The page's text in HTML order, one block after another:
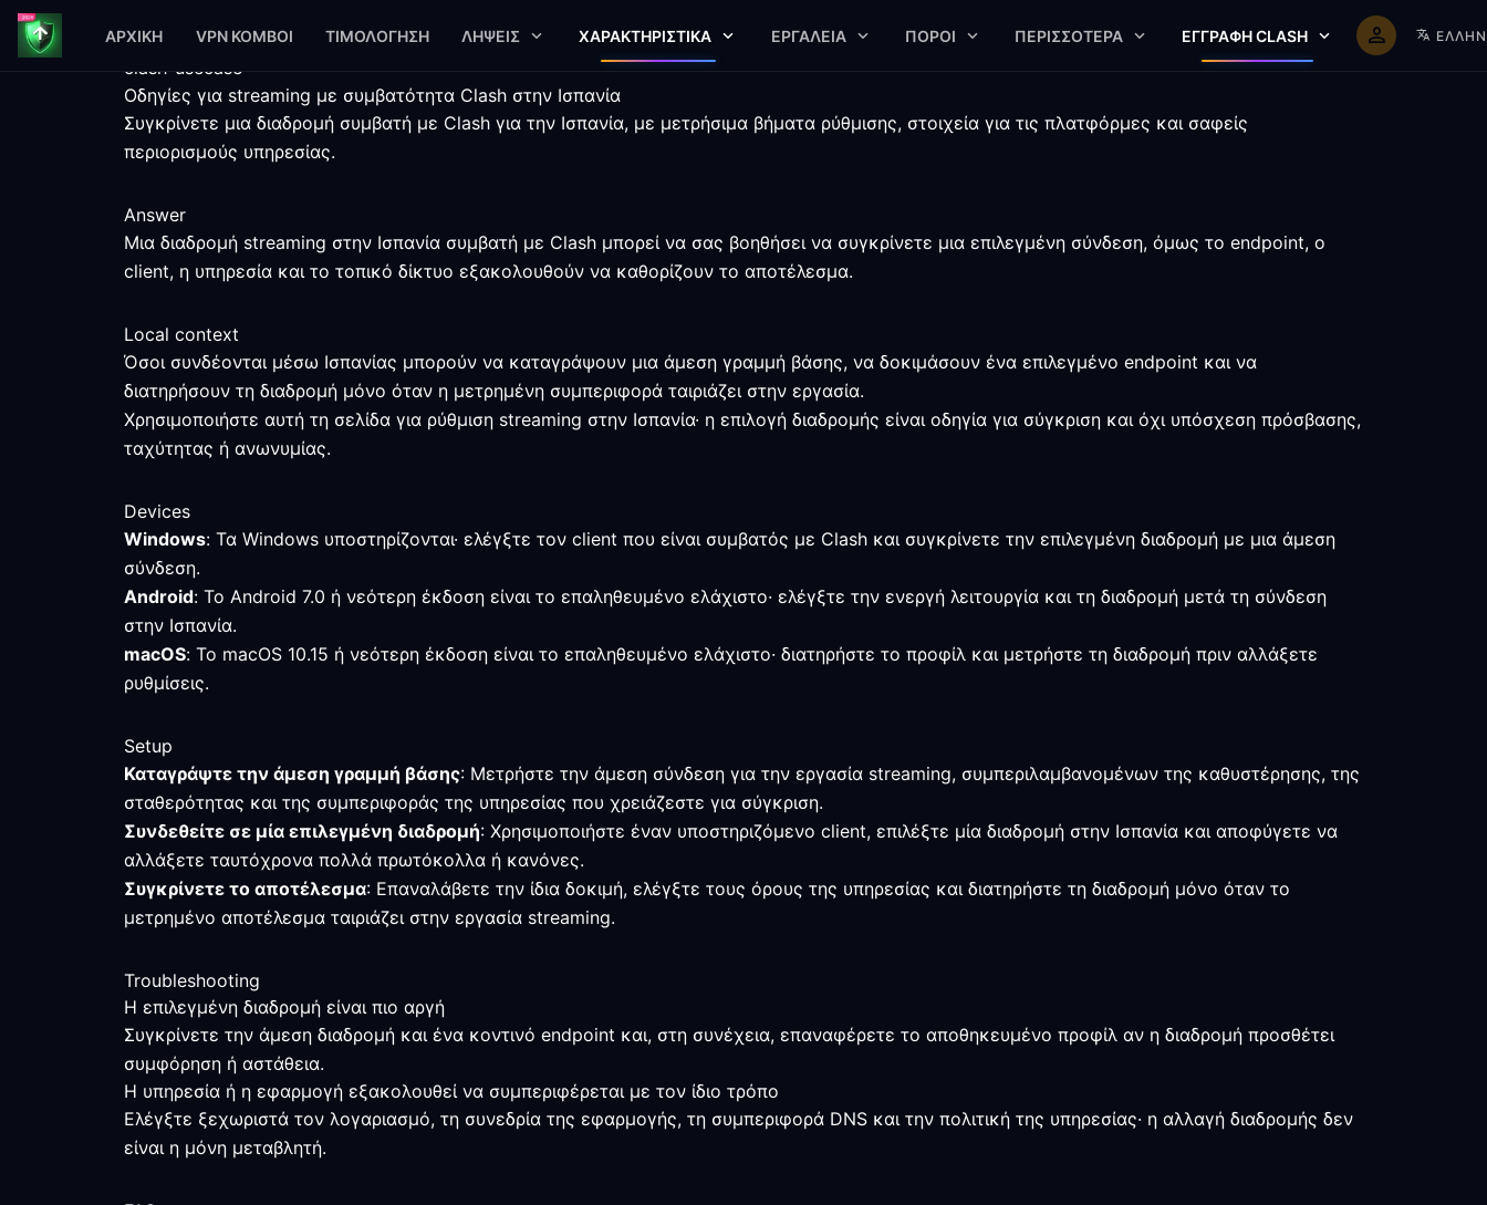
ΑΡΧΙΚΉ VPN ΚΌΜΒΟΙ ΤΙΜΟΛΌΓΗΣΗ ΛΉΨΕΙΣ ΧΑΡΑΚΤΗΡΙΣΤΙΚΆ ΕΡΓΑΛΕΊΑ ΠΌΡΟΙ ΠΕΡΙΣΣΌΤΕΡΑ ΕΓΓΡΑΦΉ CLASH
clash-usecase
Οδηγίες για streaming με συμβατότητα Clash στην Ισπανία
Συγκρίνετε μια διαδρομή συμβατή με Clash για την Ισπανία, με μετρήσιμα βήματα ρύθμισης, στοιχεία για τις πλατφόρμες και σαφείς
περιορισμούς υπηρεσίας.
Answer
Μια διαδρομή streaming στην Ισπανία συμβατή με Clash μπορεί να σας βοηθήσει να συγκρίνετε μια επιλεγμένη σύνδεση, όμως το endpoint, ο
client, η υπηρεσία και το τοπικό δίκτυο εξακολουθούν να καθορίζουν το αποτέλεσμα.
Local context
Όσοι συνδέονται μέσω Ισπανίας μπορούν να καταγράψουν μια άμεση γραμμή βάσης, να δοκιμάσουν ένα επιλεγμένο endpoint και να
διατηρήσουν τη διαδρομή μόνο όταν η μετρημένη συμπεριφορά ταιριάζει στην εργασία.
Χρησιμοποιήστε αυτή τη σελίδα για ρύθμιση streaming στην Ισπανία· η επιλογή διαδρομής είναι οδηγία για σύγκριση και όχι υπόσχεση πρόσβασης,
ταχύτητας ή ανωνυμίας.
Devices
Windows: Τα Windows υποστηρίζονται· ελέγξτε τον client που είναι συμβατός με Clash και συγκρίνετε την επιλεγμένη διαδρομή με μια άμεση
σύνδεση.
Android: Το Android 7.0 ή νεότερη έκδοση είναι το επαληθευμένο ελάχιστο· ελέγξτε την ενεργή λειτουργία και τη διαδρομή μετά τη σύνδεση
στην Ισπανία.
macOS: Το macOS 10.15 ή νεότερη έκδοση είναι το επαληθευμένο ελάχιστο· διατηρήστε το προφίλ και μετρήστε τη διαδρομή πριν αλλάξετε
ρυθμίσεις.
Setup
Καταγράψτε την άμεση γραμμή βάσης: Μετρήστε την άμεση σύνδεση για την εργασία streaming, συμπεριλαμβανομένων της καθυστέρησης, της
σταθερότητας και της συμπεριφοράς της υπηρεσίας που χρειάζεστε για σύγκριση.
Συνδεθείτε σε μία επιλεγμένη διαδρομή: Χρησιμοποιήστε έναν υποστηριζόμενο client, επιλέξτε μία διαδρομή στην Ισπανία και αποφύγετε να
αλλάξετε ταυτόχρονα πολλά πρωτόκολλα ή κανόνες.
Συγκρίνετε το αποτέλεσμα: Επαναλάβετε την ίδια δοκιμή, ελέγξτε τους όρους της υπηρεσίας και διατηρήστε τη διαδρομή μόνο όταν το
μετρημένο αποτέλεσμα ταιριάζει στην εργασία streaming.
Troubleshooting
Η επιλεγμένη διαδρομή είναι πιο αργή
Συγκρίνετε την άμεση διαδρομή και ένα κοντινό endpoint και, στη συνέχεια, επαναφέρετε το αποθηκευμένο προφίλ αν η διαδρομή προσθέτει
συμφόρηση ή αστάθεια.
Η υπηρεσία ή η εφαρμογή εξακολουθεί να συμπεριφέρεται με τον ίδιο τρόπο
Ελέγξτε ξεχωριστά τον λογαριασμό, τη συνεδρία της εφαρμογής, τη συμπεριφορά DNS και την πολιτική της υπηρεσίας· η αλλαγή διαδρομής δεν
είναι η μόνη μεταβλητή.